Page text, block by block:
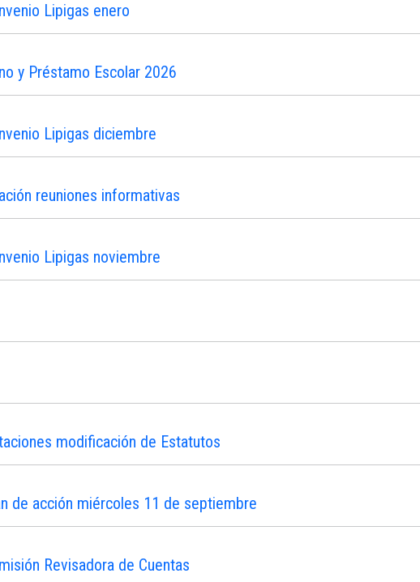
Lipigas enero
y Préstamo Escolar 2026
Lipigas diciembre
reuniones informativas
Lipigas noviembre
modificación de Estatutos
de acción miércoles 11 de septiembre
Revisadora de Cuentas